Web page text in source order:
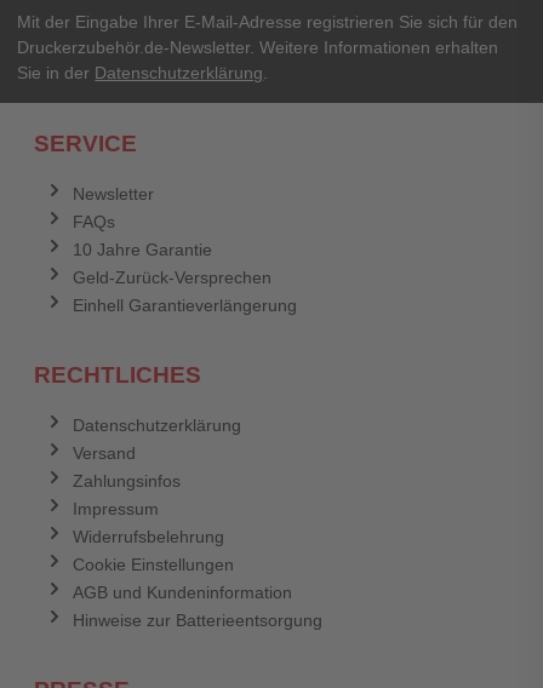
Mit der Eingabe Ihrer E-Mail-Adresse registrieren Sie sich für den
Druckerzubehör.de-Newsletter. Weitere Informationen erhalten
Sie in der Datenschutzerklärung
SERVICE
Newsletter
FAQs
10 Jahre Garantie
Geld-Zurück-Versprechen
Einhell Garantieverlängerung
RECHTLICHES
Datenschutzerklärung
Versand
Zahlungsinfos
Impressum
Widerrufsbelehrung
Cookie Einstellungen
AGB und Kundeninformation
Hinweise zur Batterieentsorgung